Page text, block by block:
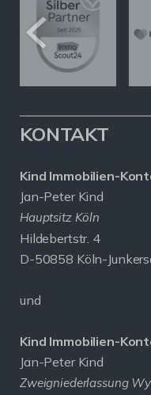
KONTAKT
Kind Immobilien-
Jan-Peter Kind
Hauptsitz Köln
Hildebertstr. 4
D-50858 Köln-
und
Kind Immobilien-
Jan-Peter Kind
Zweigniederlassung